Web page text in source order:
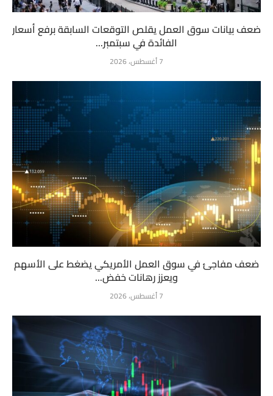
ضعف بيانات سوق العمل يقلص التوقعات السابقة برفع أسعار
الفائدة في سبتمبر...
7 أغسطس، 2026
ضعف مفاجئ في سوق العمل الأمريكي يضغط على الأسهم
ويعزز رهانات خفض...
7 أغسطس، 2026